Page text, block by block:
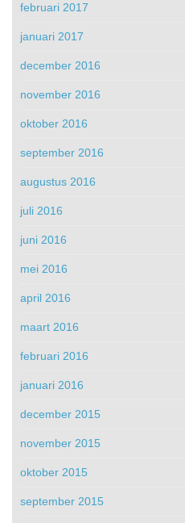
februari 2017
januari 2017
december 2016
november 2016
oktober 2016
september 2016
augustus 2016
juli 2016
juni 2016
mei 2016
april 2016
maart 2016
februari 2016
januari 2016
december 2015
november 2015
oktober 2015
september 2015